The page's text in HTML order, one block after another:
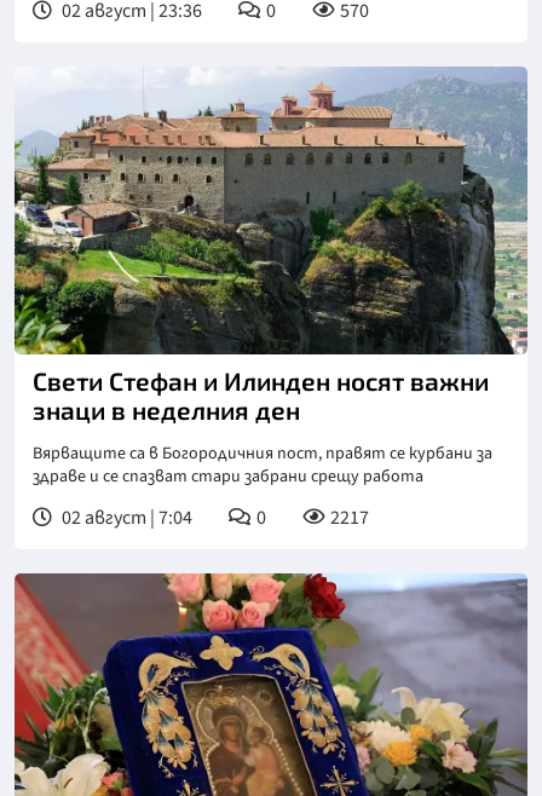
02 август | 23:36 0 570
Свети Стефан и Илинден носят важни
знаци в неделния ден
Вярващите са в Богородичния пост, правят се курбани за
здраве и се спазват стари забрани срещу работа
02 август | 7:04 0 2217